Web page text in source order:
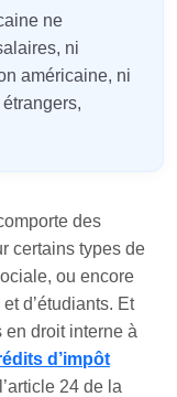
ne
ni
américaine, ni
des
certains types de
ou encore
d’étudiants. Et
en droit interne à
d’impôt
24 de la